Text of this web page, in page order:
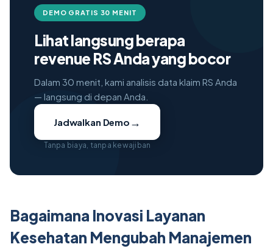
DEMO GRATIS 30 MENIT
Lihat langsung berapa
revenue RS Anda yang bocor
Dalam 30 menit, kami analisis data klaim RS Anda
— langsung di depan Anda.
Jadwalkan Demo →
Tanpa biaya, tanpa kewajiban
Bagaimana Inovasi Layanan
Kesehatan Mengubah Manajemen